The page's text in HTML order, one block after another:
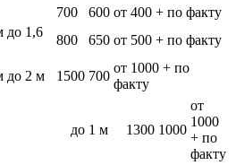
700 600 от 400 + по факту
до 1,6
800 650 от 500 + по факту
до 2 м 1500 700
от 1000 + по
факту
до 1 м 1300 1000
от
1000
+ по
факту